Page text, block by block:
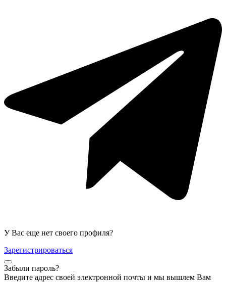
У Вас еще нет своего профиля?
Зарегистрироваться
Забыли пароль?
Введите адрес своей электронной почты и мы вышлем Вам